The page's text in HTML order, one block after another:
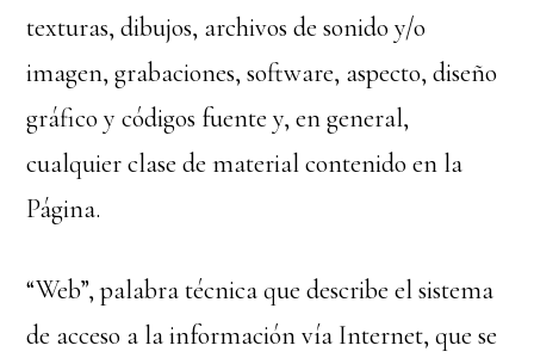
texturas, dibujos, archivos de sonido y/o
imagen, grabaciones, software, aspecto, diseño
gráfico y códigos fuente y, en general,
cualquier clase de material contenido en la
Página.
“Web”, palabra técnica que describe el sistema
de acceso a la información vía Internet, que se